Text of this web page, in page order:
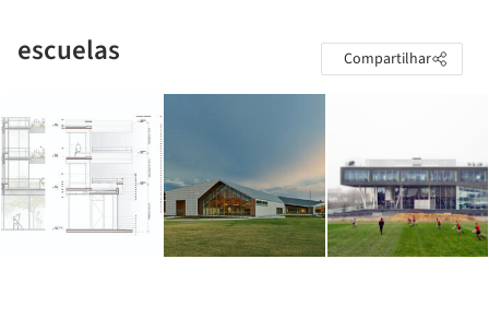
escuelas Compartilhar